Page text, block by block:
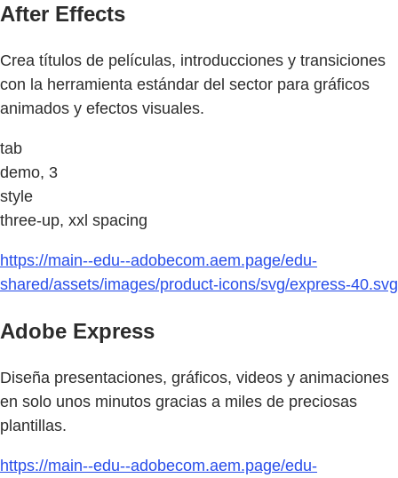
After Effects
Crea títulos de películas, introducciones y transiciones
con la herramienta estándar del sector para gráficos
animados y efectos visuales.
tab
demo, 3
style
three-up, xxl spacing
https://main--edu--adobecom.aem.page/edu-
shared/assets/images/product-icons/svg/express-40.svg
Adobe Express
Diseña presentaciones, gráficos, videos y animaciones
en solo unos minutos gracias a miles de preciosas
plantillas.
https://main--edu--adobecom.aem.page/edu-